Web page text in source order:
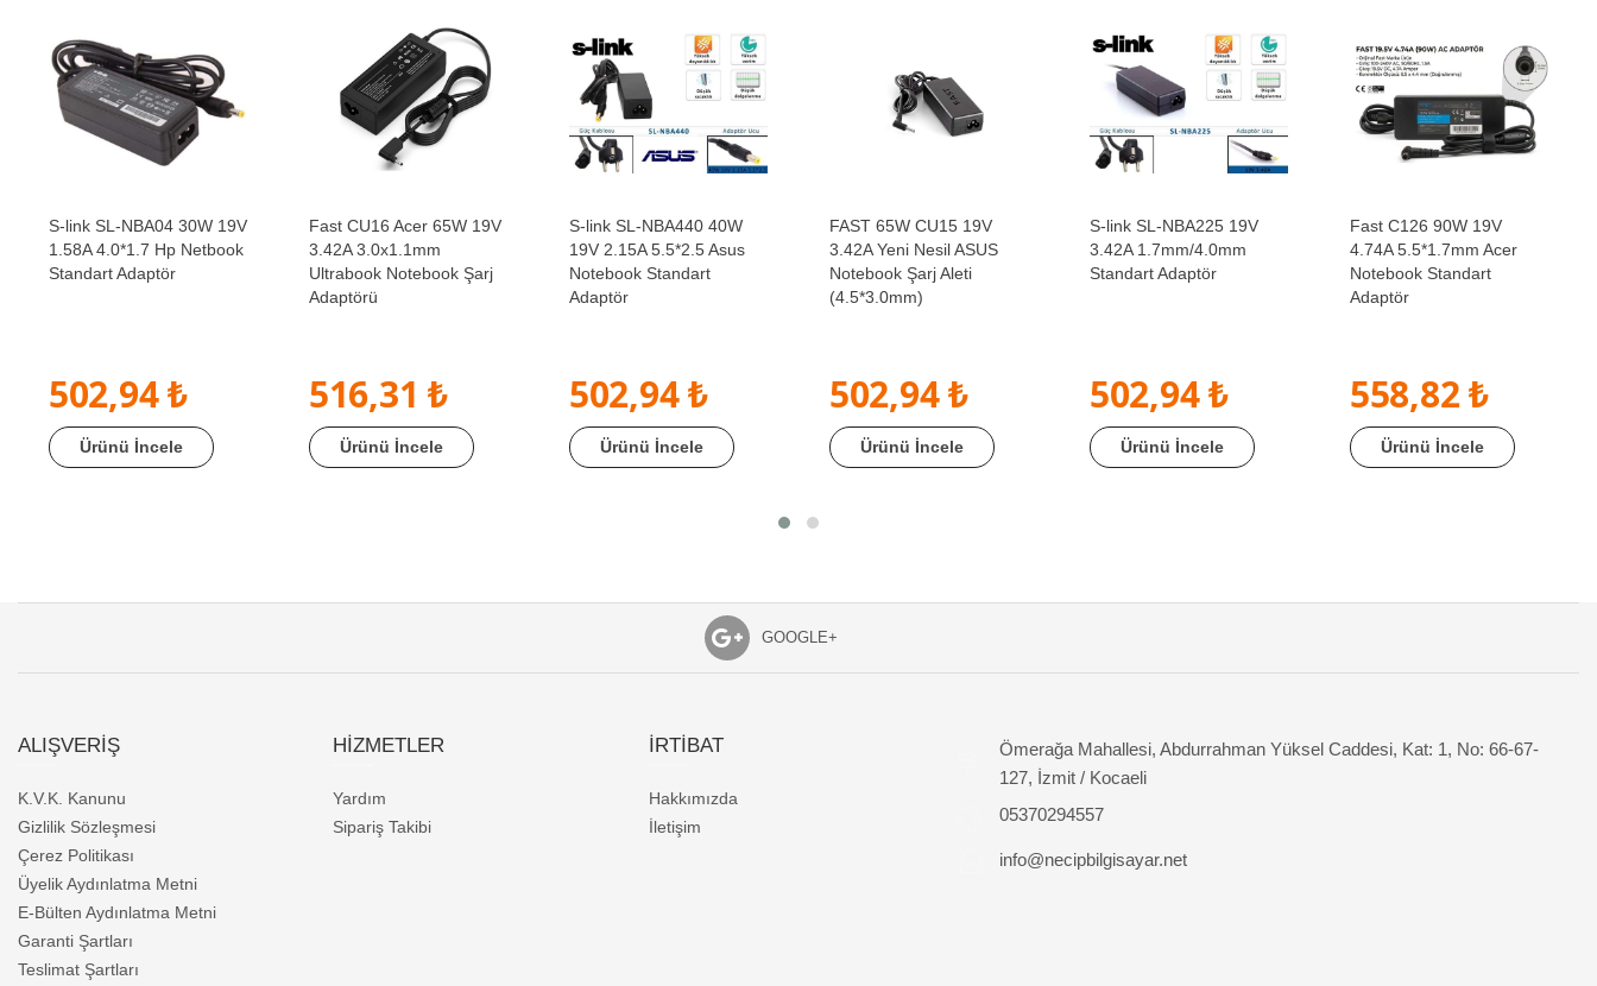
S-link SL-NBA04 30W 19V
1.58A 4.0*1.7 Hp Netbook
Standart Adaptör
502,94 ₺
Ürünü İncele
Fast CU16 Acer 65W 19V
3.42A 3.0x1.1mm
Ultrabook Notebook Şarj
Adaptörü
516,31 ₺
Ürünü İncele
S-link SL-NBA440 40W
19V 2.15A 5.5*2.5 Asus
Notebook Standart
Adaptör
502,94 ₺
Ürünü İncele
FAST 65W CU15 19V
3.42A Yeni Nesil ASUS
Notebook Şarj Aleti
(4.5*3.0mm)
502,94 ₺
Ürünü İncele
S-link SL-NBA225 19V
3.42A 1.7mm/4.0mm
Standart Adaptör
502,94 ₺
Ürünü İncele
Fast C126 90W 19V
4.74A 5.5*1.7mm Acer
Notebook Standart
Adaptör
558,82 ₺
Ürünü İncele
GOOGLE+
ALIŞVERİŞ
K.V.K. Kanunu
Gizlilik Sözleşmesi
Çerez Politikası
Üyelik Aydınlatma Metni
E-Bülten Aydınlatma Metni
Garanti Şartları
Teslimat Şartları
HİZMETLER
Yardım
Sipariş Takibi
İRTİBAT
Hakkımızda
İletişim
Ömerağa Mahallesi, Abdurrahman Yüksel Caddesi, Kat: 1, No: 66-67-
127, İzmit / Kocaeli
05370294557
info@necipbilgisayar.net